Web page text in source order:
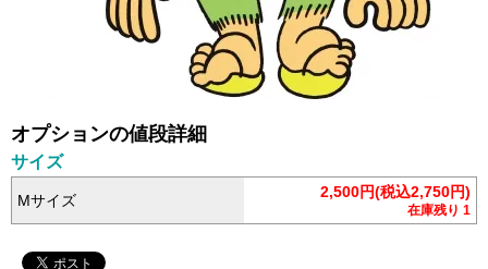
オプションの値段詳細
サイズ
Mサイズ 2,500円(税込2,750円)
在庫残り 1